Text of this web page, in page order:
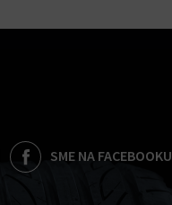
SME NA FACEBOOKU